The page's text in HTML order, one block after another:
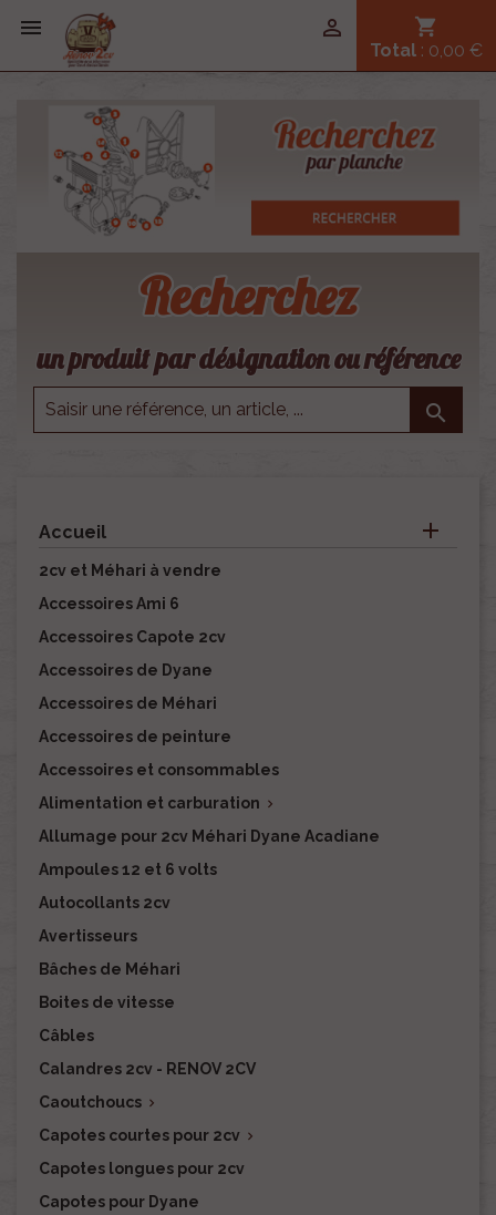
 shopping_cart
Total : 0,00 €

Recherchez
un produit par désignation ou référence

Accueil 
2cv et Méhari à vendre
Accessoires Ami 6
Accessoires Capote 2cv
Accessoires de Dyane
Accessoires de Méhari
Accessoires de peinture
Accessoires et consommables
Alimentation et carburation 
Allumage pour 2cv Méhari Dyane Acadiane
Ampoules 12 et 6 volts
Autocollants 2cv
Avertisseurs
Bâches de Méhari
Boites de vitesse
Câbles
Calandres 2cv - RENOV 2CV
Caoutchoucs 
Capotes courtes pour 2cv 
Capotes longues pour 2cv
Capotes pour Dyane